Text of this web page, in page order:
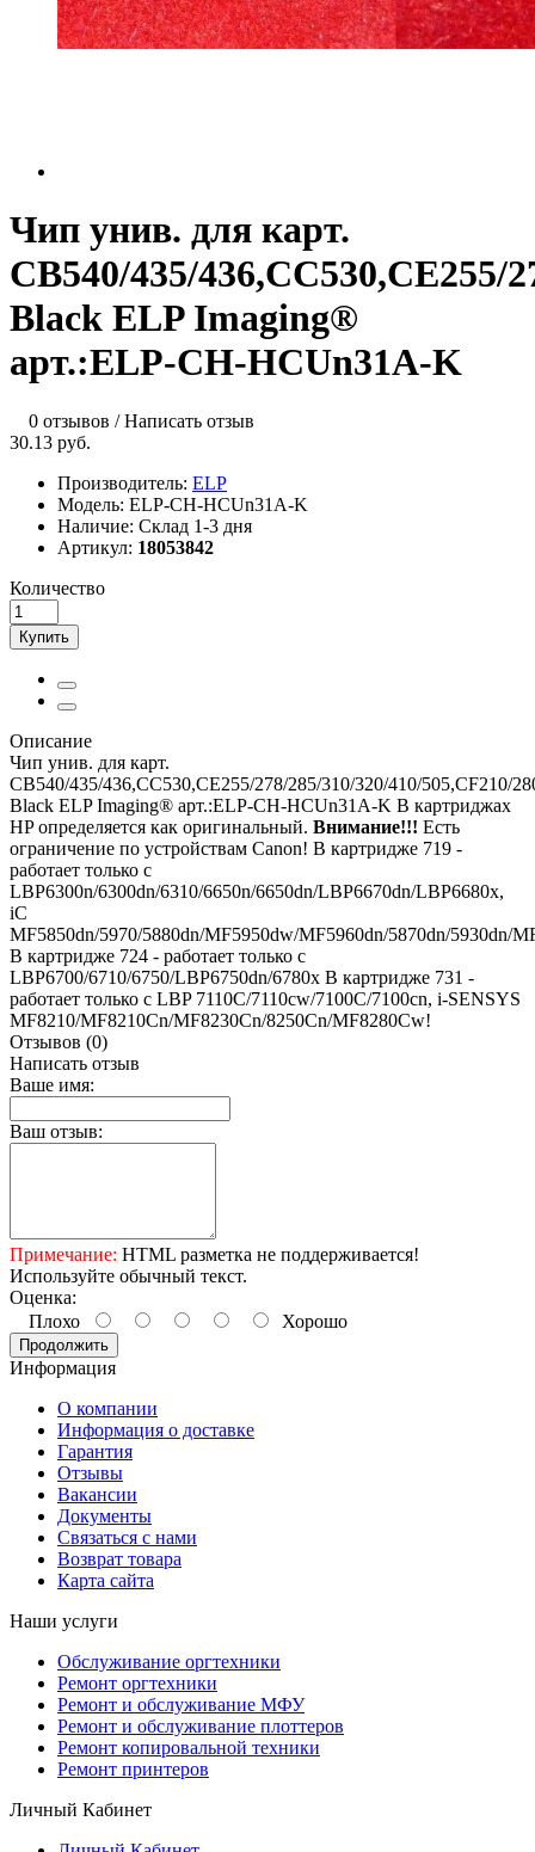
Чип унив. для карт.
CB540/435/436,CC530,CE255/
Black ELP Imaging®
арт.:ELP-CH-HСUn31A-K
0 отзывов /Написать отзыв
30.13 руб.
Производитель: ELP
Модель: ELP-CH-HCUn31A-K
Наличие: Склад 1-3 дня
Артикул: 18053842
Количество
Купить
Описание
Чип унив. для карт.
CB540/435/436,CC530,CE255/278/285/310/320/410/505,CF210/
Black ELP Imaging® арт.:ELP-CH-HСUn31A-K В картриджах
HP определяется как оригинальный. Внимание!!! Есть
ограничение по устройствам Canon! В картридже 719 -
работает только с
LBP6300n/6300dn/6310/6650n/6650dn/LBP6670dn/LBP6680x,
iC
MF5850dn/5970/5880dn/MF5950dw/MF5960dn/5870dn/5930dn/
В картридже 724 - работает только с
LBP6700/6710/6750/LBP6750dn/6780x В картридже 731 -
работает только с LBP 7110C/7110cw/7100C/7100cn, i-SENSYS
MF8210/MF8210Cn/MF8230Cn/8250Cn/MF8280Cw!
Отзывов (0)
Написать отзыв
Ваше имя:
Ваш отзыв:
Примечание: HTML разметка не поддерживается!
Используйте обычный текст.
Оценка:
Плохо
Хорошо
Продолжить
Информация
О компании
Информация о доставке
Гарантия
Отзывы
Вакансии
Документы
Связаться с нами
Возврат товара
Карта сайта
Наши услуги
Обслуживание оргтехники
Ремонт оргтехники
Ремонт и обслуживание МФУ
Ремонт и обслуживание плоттеров
Ремонт копировальной техники
Ремонт принтеров
Личный Кабинет